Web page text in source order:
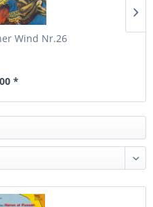
Wind Nr.26
*